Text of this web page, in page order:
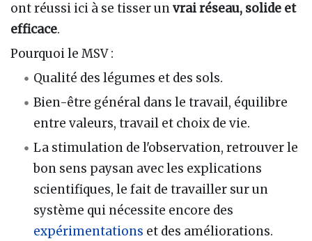
ont réussi ici à se tisser unvrai réseau, solide et
efficace.
Pourquoi le MSV :
Qualité des légumes et des sols.
Bien-être général dans le travail, équilibre
entre valeurs, travail et choix de vie.
La stimulation de l'observation, retrouver le
bon sens paysan avec les explications
scientifiques, le fait de travailler sur un
système qui nécessite encore des
expérimentations et des améliorations.